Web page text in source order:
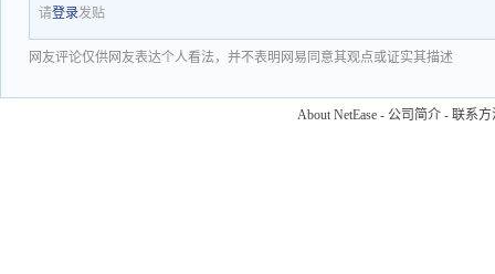
请登录发贴
网友评论仅供网友表达个人看法，并不表明网易同意其观点或证实其描述
About NetEase - 公司简介 - 联系方